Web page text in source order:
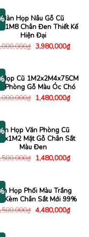
Bàn Họp Nâu Gỗ Cũ
Chân Đen Thiết Kế
Hiện Đại
₫ Giá
gốc
3,980,000₫Giá
hiện
Cũ 1M2x2M4x75CM
Phòng Gỗ Màu Óc Chó
₫ Giá
gốc
1,480,000₫Giá
hiện
Họp Văn Phòng Cũ
Mặt Gỗ Chân Sắt
Màu Đen
₫ Giá
gốc
1,480,000₫Giá
hiện
Họp Phối Màu Trắng
Kèm Chân Sắt Mới 99%
₫ Giá
gốc
4,480,000₫Giá
hiện